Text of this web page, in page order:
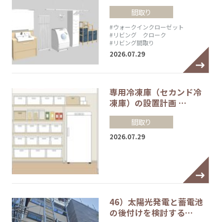
間取り
#ウォークインクローゼット
#リビング クローク
#リビング間取り
2026.07.29
専用冷凍庫（セカンド冷
凍庫）の設置計画 …
間取り
2026.07.29
46）太陽光発電と蓄電池
の後付けを検討する…